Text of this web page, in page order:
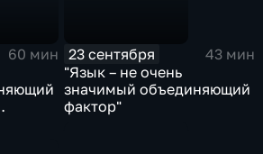
60 мин
23 сентября
43 мин
"Язык – не очень
значимый объединяющий
фактор"